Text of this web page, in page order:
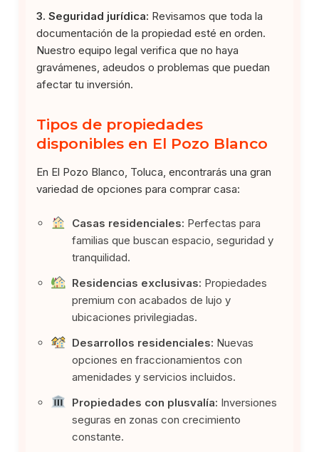
3. Seguridad jurídica: Revisamos que toda la
documentación de la propiedad esté en orden.
Nuestro equipo legal verifica que no haya
gravámenes, adeudos o problemas que puedan
afectar tu inversión.
Tipos de propiedades
disponibles en El Pozo Blanco
En El Pozo Blanco, Toluca, encontrarás una gran
variedad de opciones para comprar casa:
Casas residenciales: Perfectas para
familias que buscan espacio, seguridad y
tranquilidad.
Residencias exclusivas: Propiedades
premium con acabados de lujo y
ubicaciones privilegiadas.
Desarrollos residenciales: Nuevas
opciones en fraccionamientos con
amenidades y servicios incluidos.
Propiedades con plusvalía: Inversiones
seguras en zonas con crecimiento
constante.